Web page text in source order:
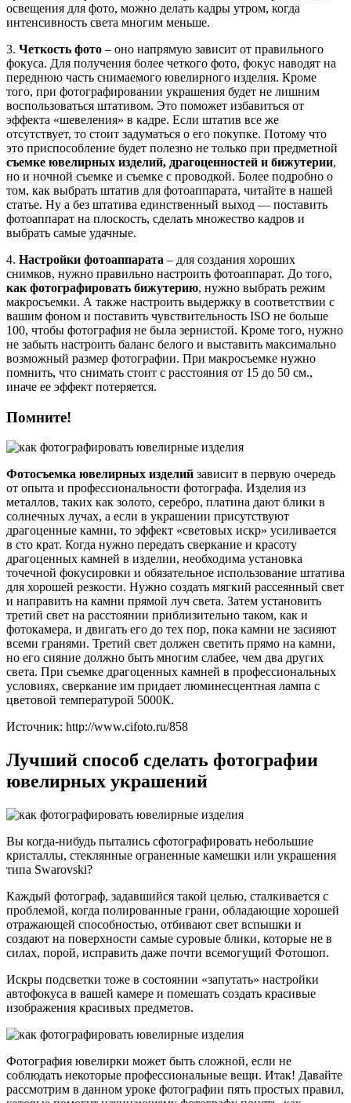
освещения для фото, можно делать кадры утром, когда
интенсивность света многим меньше.
3. Четкость фото – оно напрямую зависит от правильного
фокуса. Для получения более четкого фото, фокус наводят на
переднюю часть снимаемого ювелирного изделия. Кроме
того, при фотографировании украшения будет не лишним
воспользоваться штативом. Это поможет избавиться от
эффекта «шевеления» в кадре. Если штатив все же
отсутствует, то стоит задуматься о его покупке. Потому что
это приспособление будет полезно не только при предметной
съемке ювелирных изделий, драгоценностей и бижутерии,
но и ночной съемке и съемке с проводкой. Более подробно о
том, как выбрать штатив для фотоаппарата, читайте в нашей
статье. Ну а без штатива единственный выход — поставить
фотоаппарат на плоскость, сделать множество кадров и
выбрать самые удачные.
4. Настройки фотоаппарата – для создания хороших
снимков, нужно правильно настроить фотоаппарат. До того,
как фотографировать бижутерию, нужно выбрать режим
макросъемки. А также настроить выдержку в соответствии с
вашим фоном и поставить чувствительность ISO не больше
100, чтобы фотография не была зернистой. Кроме того, нужно
не забыть настроить баланс белого и выставить максимально
возможный размер фотографии. При макросъемке нужно
помнить, что снимать стоит с расстояния от 15 до 50 см.,
иначе ее эффект потеряется.
Помните!
Фотосъемка ювелирных изделий зависит в первую очередь
от опыта и профессиональности фотографа. Изделия из
металлов, таких как золото, серебро, платина дают блики в
солнечных лучах, а если в украшении присутствуют
драгоценные камни, то эффект «световых искр» усиливается
в сто крат. Когда нужно передать сверкание и красоту
драгоценных камней в изделии, необходима установка
точечной фокусировки и обязательное использование штатива
для хорошей резкости. Нужно создать мягкий рассеянный свет
и направить на камни прямой луч света. Затем установить
третий свет на расстоянии приблизительно таком, как и
фотокамера, и двигать его до тех пор, пока камни не засияют
всеми гранями. Третий свет должен светить прямо на камни,
но его сияние должно быть многим слабее, чем два других
света. При съемке драгоценных камней в профессиональных
условиях, сверкание им придает люминесцентная лампа с
цветовой температурой 5000К.
Источник: http://www.cifoto.ru/858
Лучший способ сделать фотографии
ювелирных украшений
Вы когда-нибудь пытались сфотографировать небольшие
кристаллы, стеклянные ограненные камешки или украшения
типа Swarovski?
Каждый фотограф, задавшийся такой целью, сталкивается с
проблемой, когда полированные грани, обладающие хорошей
отражающей способностью, отбивают свет вспышки и
создают на поверхности самые суровые блики, которые не в
силах, порой, исправить даже почти всемогущий Фотошоп.
Искры подсветки тоже в состоянии «запутать» настройки
автофокуса в вашей камере и помешать создать красивые
изображения красивых предметов.
Фотография ювелирки может быть сложной, если не
соблюдать некоторые профессиональные вещи. Итак! Давайте
рассмотрим в данном уроке фотографии пять простых правил,